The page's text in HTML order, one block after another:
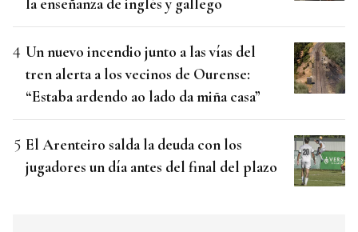
la enseñanza de inglés y gallego
Un nuevo incendio junto a las vías del
tren alerta a los vecinos de Ourense:
“Estaba ardendo ao lado da miña casa”
El Arenteiro salda la deuda con los
jugadores un día antes del final del plazo